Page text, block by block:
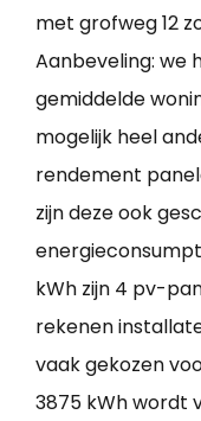
met grofweg 12
Aanbeveling: we
gemiddelde
mogelijk heel
rendement
zijn deze ook
kWh zijn 4 pv-
rekenen
vaak gekozen
3875 kWh wordt